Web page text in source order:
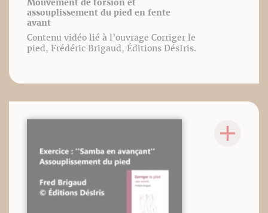
Mouvement de torsion et
assouplissement du pied en fente
avant
Contenu vidéo lié à l’ouvrage Corriger le
pied, Frédéric Brigaud, Éditions DésIris.